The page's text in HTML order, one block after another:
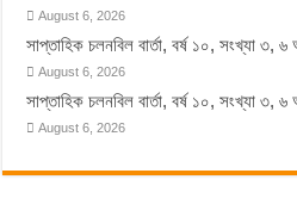
August 6, 2026
সাপ্তাহিক চলনবিল বার্তা, বর্ষ ১০, সংখ্যা ৩,
August 6, 2026
সাপ্তাহিক চলনবিল বার্তা, বর্ষ ১০, সংখ্যা ৩,
August 6, 2026